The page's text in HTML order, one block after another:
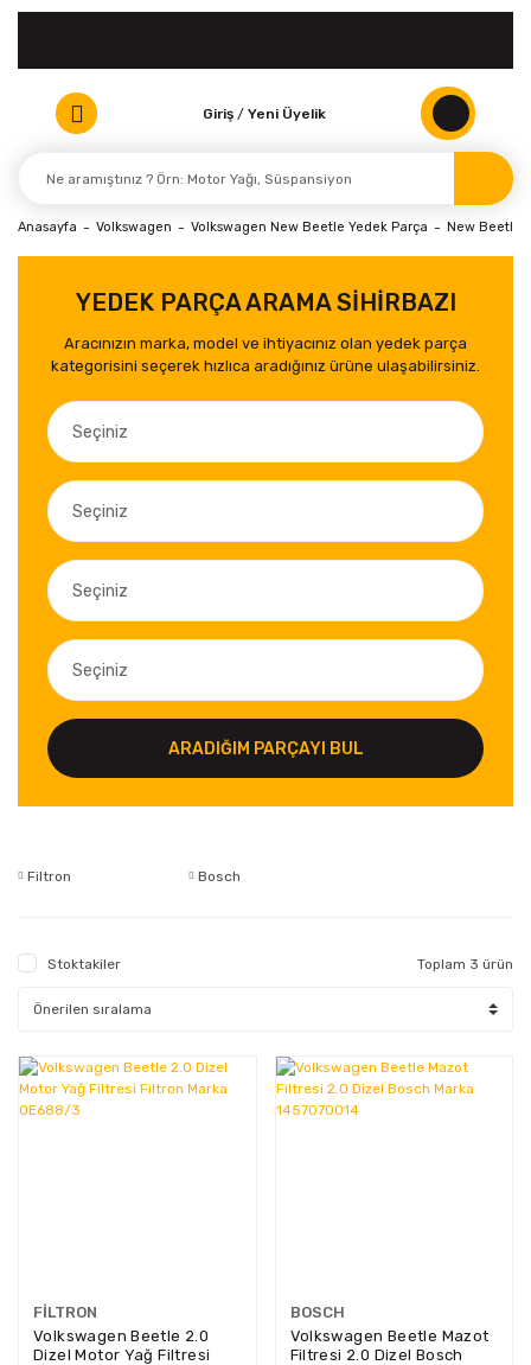
Giriş / Yeni Üyelik
Anasayfa Volkswagen Volkswagen New Beetle Yedek Parça New Beetle
YEDEK PARÇA ARAMA SİHİRBAZI
Aracınızın marka, model ve ihtiyacınız olan yedek parça
kategorisini seçerek hızlıca aradığınız ürüne ulaşabilirsiniz.
ARADIĞIM PARÇAYI BUL
Filtron Bosch
Stoktakiler Toplam 3 ürün
FILTRON
Volkswagen Beetle 2.0
Dizel Motor Yağ Filtresi
BOSCH
Volkswagen Beetle Mazot
Filtresi 2.0 Dizel Bosch